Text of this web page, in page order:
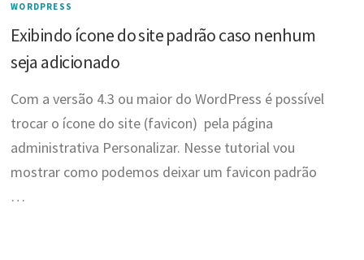
WORDPRESS
Exibindo ícone do site padrão caso nenhum
seja adicionado
Com a versão 4.3 ou maior do WordPress é possível
trocar o ícone do site (favicon) pela página
administrativa Personalizar. Nesse tutorial vou
mostrar como podemos deixar um favicon padrão
…